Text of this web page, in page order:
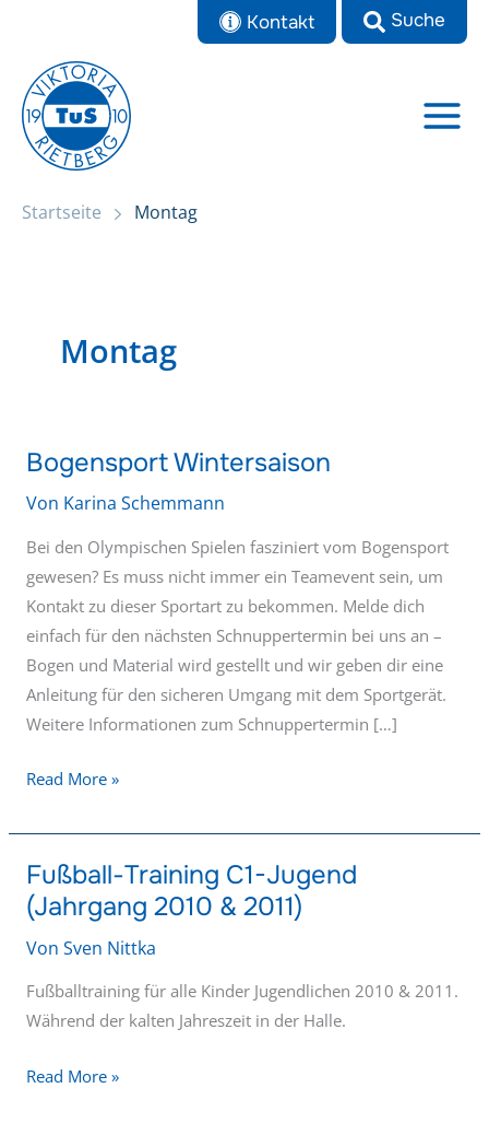
springen
Kontakt
Startseite Montag
Montag
Bogensport Wintersaison
Von Karina Schemmann
Bei den Olympischen Spielen fasziniert vom Bogensport
gewesen? Es muss nicht immer ein Teamevent sein, um
Kontakt zu dieser Sportart zu bekommen. Melde dich
einfach für den nächsten Schnuppertermin bei uns an –
Bogen und Material wird gestellt und wir geben dir eine
Anleitung für den sicheren Umgang mit dem Sportgerät.
Weitere Informationen zum Schnuppertermin […]
Bogensport
Read More »
Fußball-Training C1-Jugend
(Jahrgang 2010 & 2011)
Von Sven Nittka
Fußballtraining für alle Kinder Jugendlichen 2010 & 2011.
Während der kalten Jahreszeit in der Halle.
Fußball-
Training
Jugend
(Jahrgang
2010
2011)
Read More »